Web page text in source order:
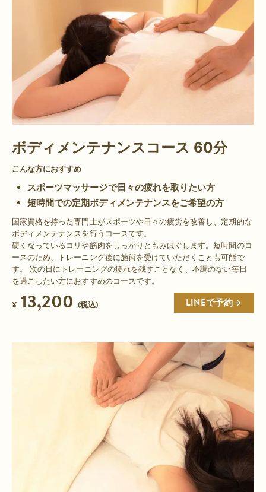
ボディメンテナンスコース 60分
こんな方におすすめ
スポーツマッサージで日々の疲れを取りたい方
短時間での定期ボディメンテナンスをご希望の方
国家資格を持った専門士がスポーツや日々の疲労を改善し、定期的な
ボディメンテナンスを行うコースです。
硬くなっているコリや筋肉をしっかりともみほぐします。短時間のコ
ースのため、トレーニング後に施術を受けていただくことも可能で
す。 次の日にトレーニングの疲れを残すことなく、不調のない毎日
を過ごしたい方におすすめのコースです。
¥ 13,200 (税込) LINEで予約